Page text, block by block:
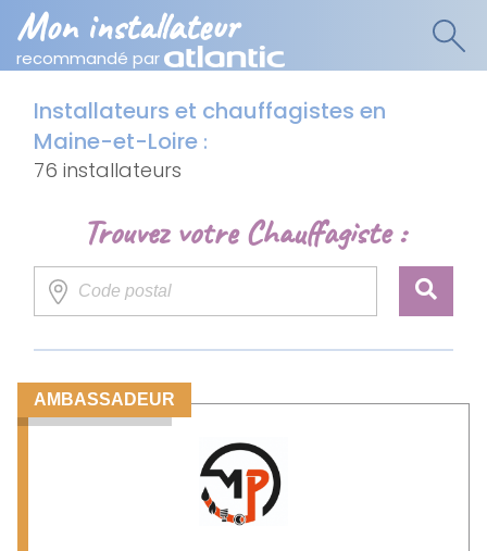
Mon installateur
recommandé par
Installateurs et chauffagistes en
Maine-et-Loire :
76 installateurs
Trouvez votre Chauffagiste :
AMBASSADEUR